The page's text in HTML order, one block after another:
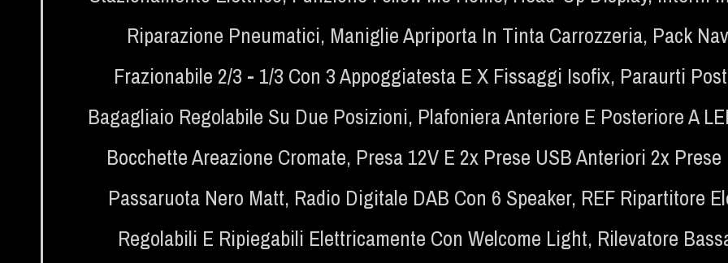
Riparazione Pneumatici, Maniglie Apriporta In Tinta Carrozzeria, Pack
Frazionabile 2/3 - 1/3 Con 3 Appoggiatesta E X Fissaggi Isofix, Paraurti
Bagagliaio Regolabile Su Due Posizioni, Plafoniera Anteriore E Posteriore A
Bocchette Areazione Cromate, Presa 12V E 2x Prese USB Anteriori 2x
Passaruota Nero Matt, Radio Digitale DAB Con 6 Speaker, REF Ripartitore
Regolabili E Ripiegabili Elettricamente Con Welcome Light, Rilevatore